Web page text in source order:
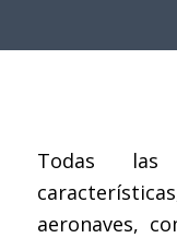
Todas
aeronaves,